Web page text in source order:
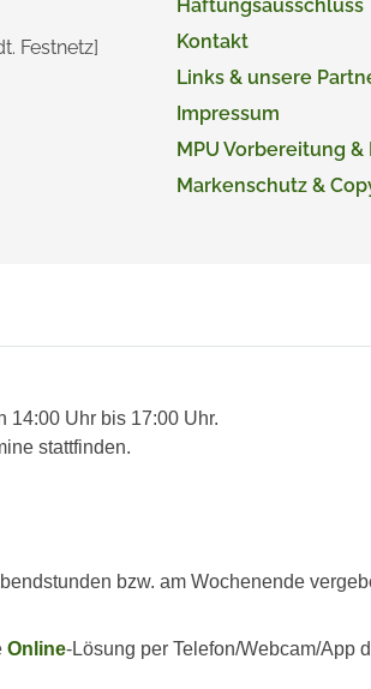
Festnetz]
Haftungsausschluss
Kontakt
Links & unsere
Impressum
MPU Vorbereitung &
Markenschutz &
14:00 Uhr bis 17:00 Uhr.
stattfinden.
bzw. am Wochenende
Online-Lösung per Telefon/Webcam/App